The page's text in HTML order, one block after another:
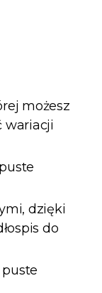
możesz
wariacji
dzięki
do